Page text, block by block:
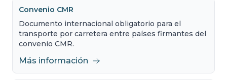
Convenio CMR
Documento internacional obligatorio para el
transporte por carretera entre países firmantes del
convenio CMR.
Más información